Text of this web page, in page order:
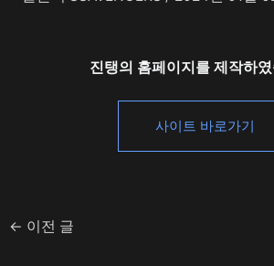
진탱의 홈페이지를 제작하
사이트 바로가기
← 이전 글